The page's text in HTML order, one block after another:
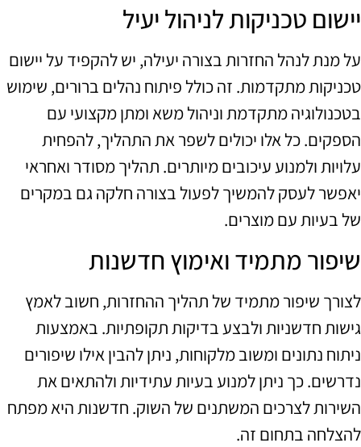
יישום טכניקות לניהול יעיל
על מנת לנהל החזרות בצורה יעילה, יש להקפיד על יישום
טכניקות מתקדמות. זה כולל פיתוח נהלים ברורים, שימוש
בטכנולוגיה מתקדמת וניהול משא ומתן מקצועי עם
הספקים. כל אלו יכולים לשפר את התהליך, להפחית
עלויות ולמנוע עיכובים מיותרים. תהליך מסודר ואחראי
יאפשר לעסק להמשיך לפעול בצורה חלקה גם במקרים
של בעיות עם מוצרים.
שיפור מתמיד ואימוץ חדשנות
לצורך שיפור מתמיד של תהליך ההחזרות, חשוב לאמץ
גישות חדשניות ולבצע בדיקות תקופתיות. באמצעות
ניתוח נתונים ומשוב מלקוחות, ניתן להבין אילו שיפורים
נדרשים. כך ניתן למנוע בעיות עתידיות ולהתאים את
השירות לצרכים המשתנים של השוק. חדשנות היא מפתח
להצלחה בתחום זה.